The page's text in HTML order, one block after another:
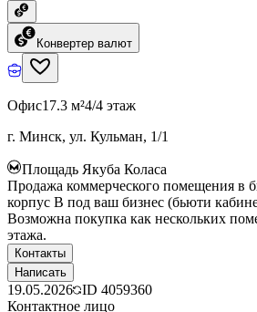
Конвертер валют
Офис17.3 м²4/4 этаж
г. Минск, ул. Кульман, 1/1
Площадь Якуба Коласа
Продажа коммерческого помещения в
корпус B под ваш бизнес (бьюти
Возможна покупка как нескольких
этажа.
Контакты
Написать
19.05.2026 ID 4059360
Контактное лицо